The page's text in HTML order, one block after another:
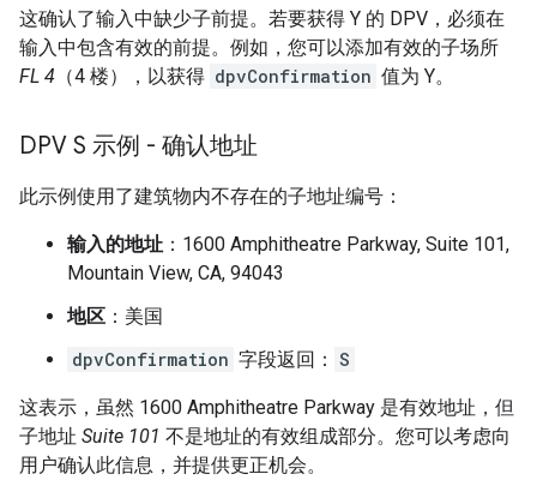
这确认了输入中缺少子前提。若要获得 Y 的 DPV，必须在
输入中包含有效的前提。例如，您可以添加有效的子场所
FL 4 （4 楼），以获得 dpvConfirmation 值为 Y。
DPV S 示例 - 确认地址
此示例使用了建筑物内不存在的子地址编号：
输入的地址 ：1600 Amphitheatre Parkway, Suite 101,
Mountain View, CA, 94043
地区 ：美国
dpvConfirmation 字段返回： S
这表示，虽然 1600 Amphitheatre Parkway 是有效地址，但
子地址 Suite 101 不是地址的有效组成部分。您可以考虑向
用户确认此信息，并提供更正机会。